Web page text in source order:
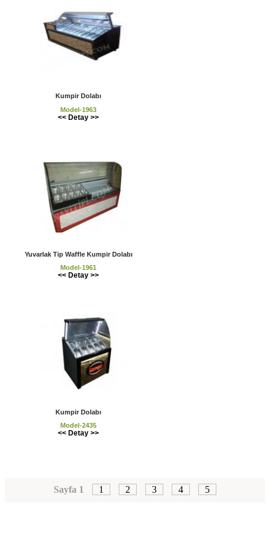
Kumpir Dolabı
Model-1963
<< Detay >>
Yuvarlak Tip Waffle Kumpir Dolabı
Model-1961
<< Detay >>
Kumpir Dolabı
Model-2435
<< Detay >>
Sayfa 1 1 2 3 4 5